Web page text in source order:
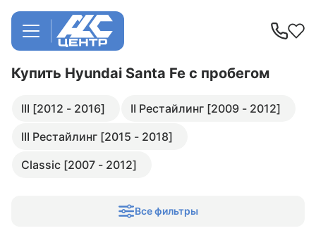
Купить Hyundai Santa Fe с пробегом
III [2012 - 2016]
II Рестайлинг [2009 - 2012]
III Рестайлинг [2015 - 2018]
Classic [2007 - 2012]
Все фильтры